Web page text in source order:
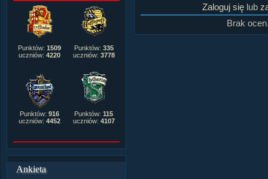
Punktów: 1509
uczniów: 4220
Punktów: 335
uczniów: 3778
Punktów: 916
uczniów: 4452
Punktów: 115
uczniów: 4107
Ankieta
Zaloguj się lub
Brak